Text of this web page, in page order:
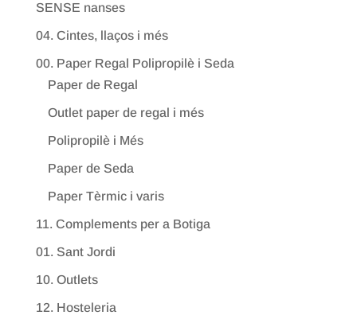
SENSE nanses
04. Cintes, llaços i més
00. Paper Regal Polipropilè i Seda
Paper de Regal
Outlet paper de regal i més
Polipropilè i Més
Paper de Seda
Paper Tèrmic i varis
11. Complements per a Botiga
01. Sant Jordi
10. Outlets
12. Hosteleria